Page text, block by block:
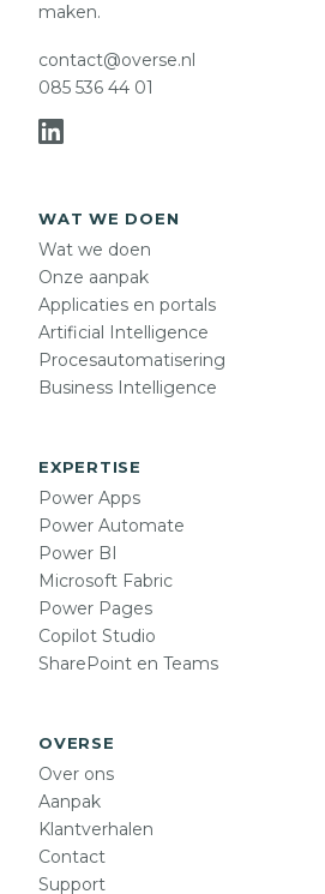
maken.
contact@overse.nl
085 536 44 01
WAT WE DOEN
Wat we doen
Onze aanpak
Applicaties en portals
Artificial Intelligence
Procesautomatisering
Business Intelligence
EXPERTISE
Power Apps
Power Automate
Power BI
Microsoft Fabric
Power Pages
Copilot Studio
SharePoint en Teams
OVERSE
Over ons
Aanpak
Klantverhalen
Contact
Support